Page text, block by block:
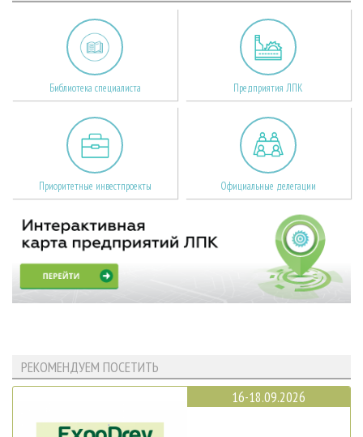
Библиотека специалиста Предприятия ЛПК
Приоритетные инвестпроекты Официальные делегации
РЕКОМЕНДУЕМ ПОСЕТИТЬ
16-18.09.2026